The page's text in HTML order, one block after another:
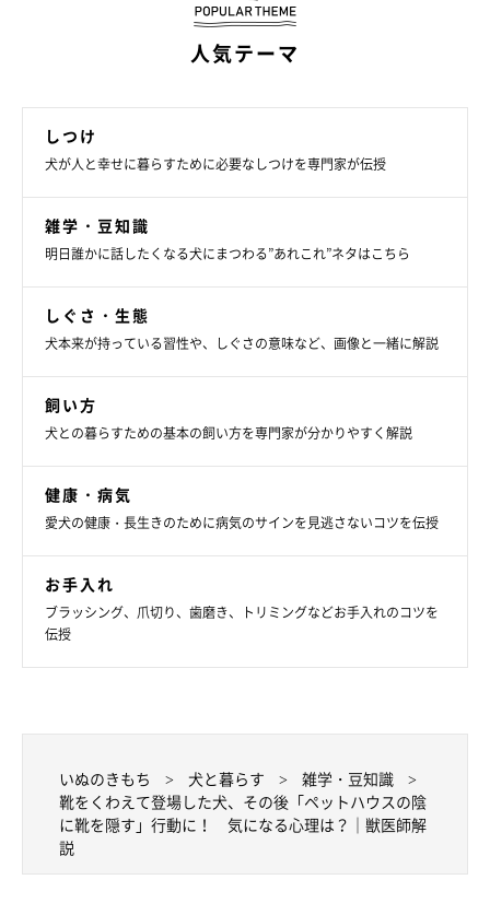
物を運ぶのは日常茶飯事！
しらたまちゃんの「物を運ぶ」という行動は、1才頃から見られるようにな
ったそう。
は日常でよく見られることなのだそう。しかし、隠蔽工作をした
のはあのときが初めてだったといいます。
飼い主さん：
「ふだんなら早い段階で運んできたものを回収していますが、ペ
人気テーマ
しつけ
犬が人と幸せに暮らすために必要なしつけを専門家が伝授
雑学・豆知識
明日誰かに話したくなる犬にまつわる”あれこれ”ネタはこちら
しぐさ・生態
犬本来が持っている習性や、しぐさの意味など、画像と一緒に解説
飼い方
犬との暮らすための基本の飼い方を専門家が分かりやすく解説
健康・病気
愛犬の健康・長生きのために病気のサインを見逃さないコツを伝授
お手入れ
ブラッシング、爪切り、歯磨き、トリミングなどお手入れのコツを
伝授
いぬのきもち 犬と暮らす
雑学・豆知識
靴をくわえて登場した犬、その後「ペットハウスの陰
に靴を隠す」行動に！ 気になる心理は？｜獣医師解
説